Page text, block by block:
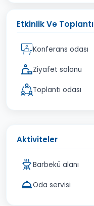
Etkinlik Ve Toplantı
Konferans odası
Ziyafet salonu
Toplantı odası
Aktiviteler
Barbekü alanı
Oda servisi